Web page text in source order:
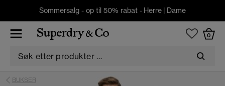
Sommersalg - op til 50% rabat - Herre | Dame
0
BUKSER